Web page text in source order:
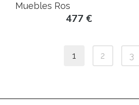
Muebles Ros
477 €
1 2 3